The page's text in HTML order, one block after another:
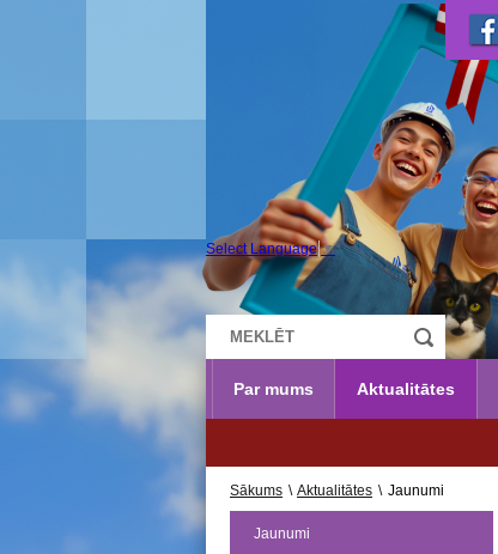
Select Language ▼
Par mums Aktualitātes
Sākums \ Aktualitātes \ Jaunumi
Jaunumi